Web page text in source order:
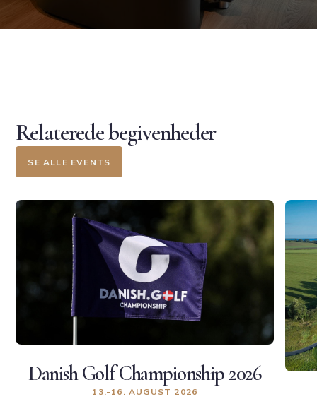
Relaterede begivenheder
SE ALLE EVENTS
Danish Golf Championship 2026
13.-16. AUGUST 2026